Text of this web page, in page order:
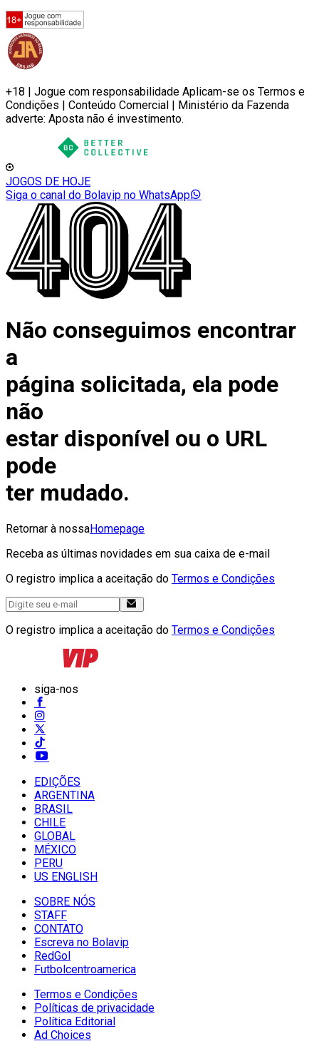
+18 | Jogue com responsabilidade Aplicam-se os Termos e
Condições | Conteúdo Comercial | Ministério da Fazenda
adverte: Aposta não é investimento.
JOGOS DE HOJE
Siga o canal do Bolavip no WhatsApp
Não conseguimos encontrar
a
página solicitada, ela pode
não
estar disponível ou o URL
pode
ter mudado.
Retornar à nossaHomepage
Receba as últimas novidades em sua caixa de e-mail
O registro implica a aceitação do Termos e Condições
O registro implica a aceitação do Termos e Condições
siga-nos
EDIÇÕES
ARGENTINA
BRASIL
CHILE
GLOBAL
MÉXICO
PERU
US ENGLISH
SOBRE NÓS
STAFF
CONTATO
Escreva no Bolavip
RedGol
Futbolcentroamerica
Termos e Condições
Políticas de privacidade
Política Editorial
Ad Choices